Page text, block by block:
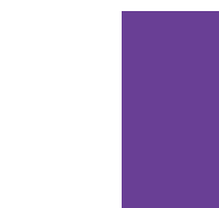
용서하지 못